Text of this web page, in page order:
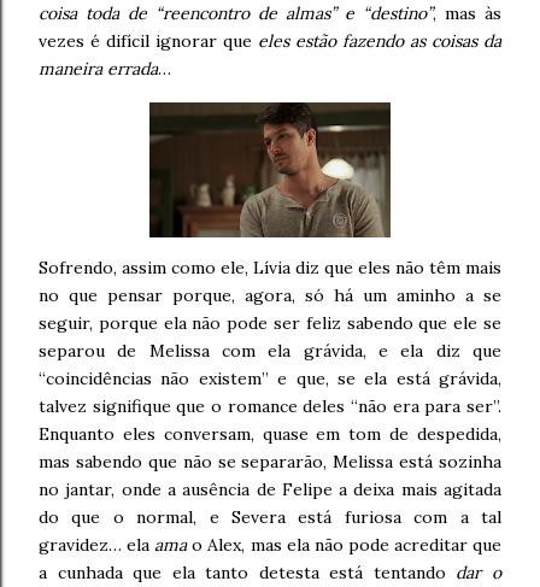
coisa toda de “reencontro de almas” e “destino”, mas às
vezes é difícil ignorar que eles estão fazendo as coisas da
maneira errada…
Sofrendo, assim como ele, Lívia diz que eles não têm mais
no que pensar porque, agora, só há um aminho a se
seguir, porque ela não pode ser feliz sabendo que ele se
separou de Melissa com ela grávida, e ela diz que
“coincidências não existem” e que, se ela está grávida,
talvez signifique que o romance deles “não era para ser”.
Enquanto eles conversam, quase em tom de despedida,
mas sabendo que não se separarão, Melissa está sozinha
no jantar, onde a ausência de Felipe a deixa mais agitada
do que o normal, e Severa está furiosa com a tal
gravidez… elaamao Alex, mas ela não pode acreditar que
a cunhada que ela tanto detesta está tentando dar o